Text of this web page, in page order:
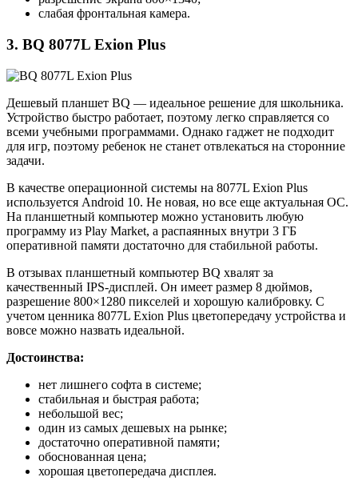
слабая фронтальная камера.
3. BQ 8077L Exion Plus
Дешевый планшет BQ — идеальное решение для школьника.
Устройство быстро работает, поэтому легко справляется со
всеми учебными программами. Однако гаджет не подходит
для игр, поэтому ребенок не станет отвлекаться на сторонние
задачи.
В качестве операционной системы на 8077L Exion Plus
используется Android 10. Не новая, но все еще актуальная ОС.
На планшетный компьютер можно установить любую
программу из Play Market, а распаянных внутри 3 ГБ
оперативной памяти достаточно для стабильной работы.
В отзывах планшетный компьютер BQ хвалят за
качественный IPS-дисплей. Он имеет размер 8 дюймов,
разрешение 800×1280 пикселей и хорошую калибровку. С
учетом ценника 8077L Exion Plus цветопередачу устройства и
вовсе можно назвать идеальной.
Достоинства:
нет лишнего софта в системе;
стабильная и быстрая работа;
небольшой вес;
один из самых дешевых на рынке;
достаточно оперативной памяти;
обоснованная цена;
хорошая цветопередача дисплея.